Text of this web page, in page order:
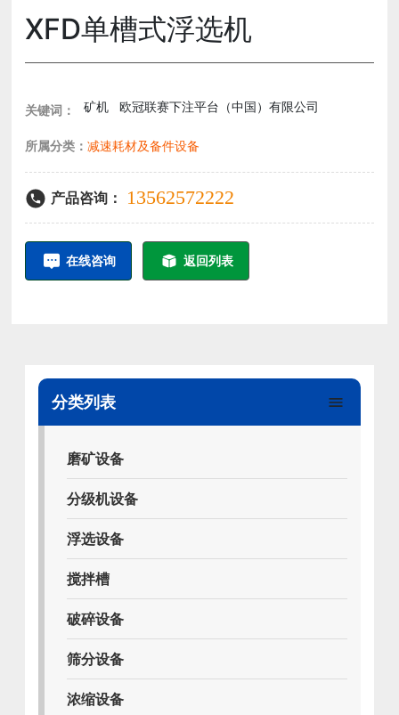
XFD单槽式浮选机
关键词： 矿机 欧冠联赛下注平台（中国）有限公司
所属分类：减速耗材及备件设备
产品咨询： 13562572222
在线咨询 返回列表
分类列表
磨矿设备
分级机设备
浮选设备
搅拌槽
破碎设备
筛分设备
浓缩设备